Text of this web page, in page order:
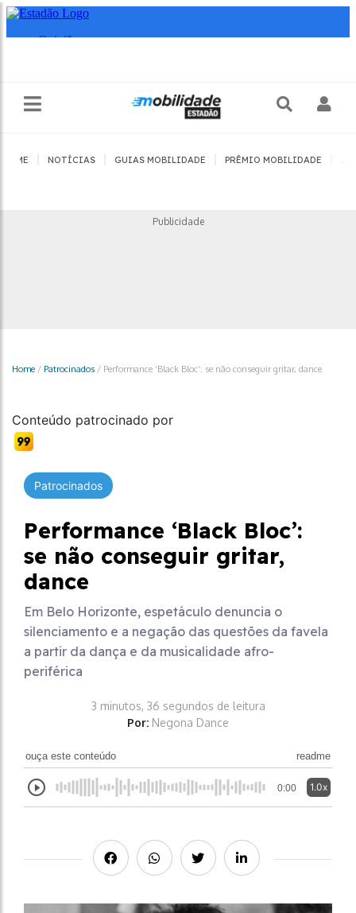
HOME NOTÍCIAS GUIAS MOBILIDADE PRÊMIO MOBILIDADE
Publicidade
Home / Patrocinados / Performance ‘Black Bloc’: se não conseguir gritar, dance
Conteúdo patrocinado por
Patrocinados
Performance ‘Black Bloc’:
se não conseguir gritar,
dance
Em Belo Horizonte, espetáculo denuncia o
silenciamento e a negação das questões da favela
a partir da dança e da musicalidade afro-
periférica
3 minutos, 36 segundos de leitura
Por: Negona Dance
ouça este conteúdo readme
0:00 1.0x